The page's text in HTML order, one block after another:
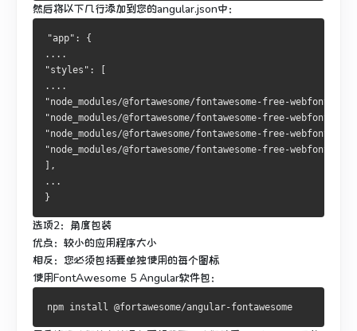
然后将以下几行添加到您的angular.json中：
"app": {
....
"styles": [
....
"node_modules/@fortawesome/fontawesome-free-webfonts/
"node_modules/@fortawesome/fontawesome-free-
"node_modules/@fortawesome/fontawesome-free-webfonts/
"node_modules/@fortawesome/fontawesome-free-webfonts/
],
...
}
选项2：角度包装
优点：较小的应用程序大小
相反：您必须包括要单独使用的每个图标
使用FontAwesome 5 Angular软件包：